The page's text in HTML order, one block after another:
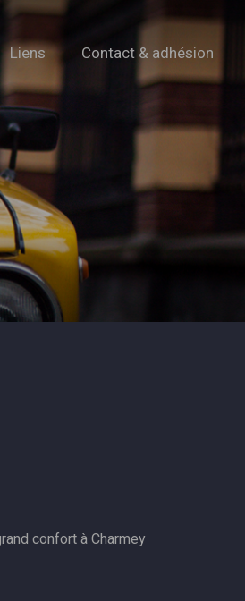
Liens Contact & adhésion
confort à Charmey